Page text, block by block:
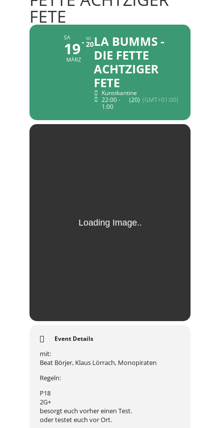
FETE
SA
19
MÄRZ
SO
20LA BUMMS -
DIE FETTE
ACHTZIGER
FETE
Kunstkantine
22:00 -
1:00
(20) (GMT+01:00)
Event Details
mit:
Beat Börjer, Klaus Lörrach, Monopiraten
Regeln:
P18
2G+
besorgt euch vorher einen Test.
oder testet euch vor Ort.